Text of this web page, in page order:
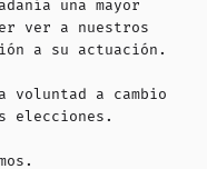
una mayor
ver a nuestros
a su actuación.
voluntad a cambio
elecciones.